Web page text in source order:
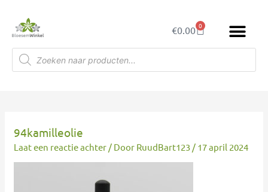
inhoud
€0.00 0
Winkelwagen
Producten
zoeken
94kamilleolie
Laat een reactie achter / Door RuudBart123 / 17 april 2024